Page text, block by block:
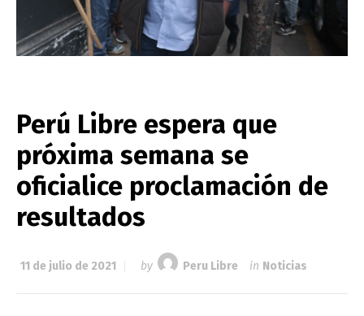
Perú Libre espera que
próxima semana se
oficialice proclamación de
resultados
11 de julio de 2021 by Peru Libre in Noticias